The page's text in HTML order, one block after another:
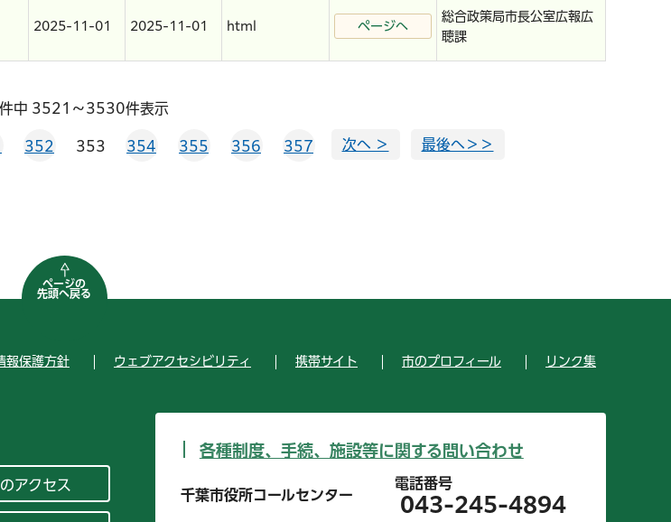
2025-11-01 2025-11-01 html ページへ
総合政策局市長公室広報広
聴課
中 3521～3530件表示
352 353 354 355 356 357 次へ ＞ 最後へ＞＞
ページの
先頭へ戻る
報保護方針 ウェブアクセシビリティ 携帯サイト 市のプロフィール リンク集
アクセス
各種制度、手続、施設等に関する問い合わせ
千葉市役所コールセンター
電話番号
043-245-4894